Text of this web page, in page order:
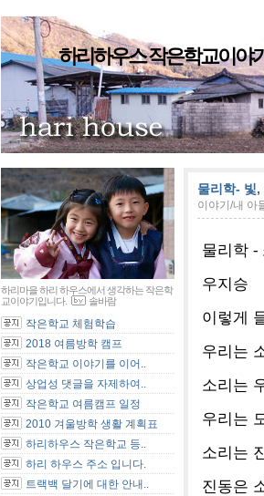
하리하우스 작은학교이야
물리학- 빛,
이야기/내 아
물리학 -
우지승
이렇게
우리는
소리는
우리는
소리는
진동은
하리마을 하리 하우스에서 생각하는 작은학
교이야기입니다.
솔바람
작은학교 체험학습
2018 여름방학 캠프
작은학교 이야기를 이어..
상업성 댓글을 자제하여..
작은학교 여름캠프 일정
2010 겨울방학 생활 계획표
하리하우스 작은학교 등..
하리 하우스 주소 입니다.
트랙백 달기에 대한 안내..